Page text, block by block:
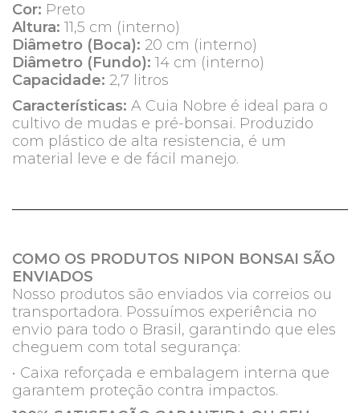
Cor: Preto
Altura: 11,5 cm (interno)
Diâmetro (Boca): 20 cm (interno)
Diâmetro (Fundo): 14 cm (interno)
Capacidade: 2,7 litros
Características: A Cuia Nobre é ideal para o
cultivo de mudas e pré-bonsai. Produzido
com plástico de alta resistencia, é um
material leve e de fácil manejo.
COMO OS PRODUTOS NIPON BONSAI SÃO
ENVIADOS
Nosso produtos são enviados via correios ou
transportadora. Possuímos experiência no
envio para todo o Brasil, garantindo que eles
cheguem com total segurança:
• Caixa reforçada e embalagem interna que
garantem proteção contra impactos.